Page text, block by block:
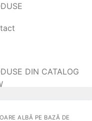
DIN CATALOG
ALBĂ PE BAZĂ DE